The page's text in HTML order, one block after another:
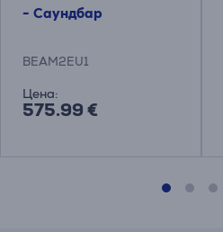
- Саундбар
BEAM2EU1
Цена:
575.99 €